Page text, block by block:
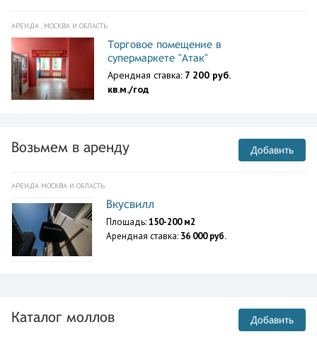
АРЕНДА , МОСКВА И ОБЛАСТЬ
Торговое помещение в
супермаркете "Атак"
Арендная ставка: 7 200 руб.
кв.м./год
Возьмем в аренду Добавить
АРЕНДА МОСКВА И ОБЛАСТЬ
Вкусвилл
Площадь:150-200 м2
Арендная ставка: 36 000 руб.
Каталог моллов Добавить